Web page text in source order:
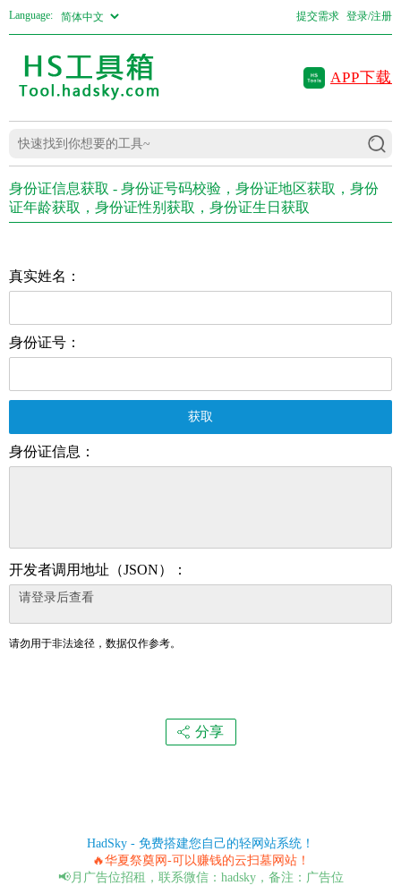
Language: 提交需求 登录/注册
APP下载
身份证信息获取 - 身份证号码校验，身份证地区获取，身份
证年龄获取，身份证性别获取，身份证生日获取
真实姓名：
身份证号：
获取
身份证信息：
开发者调用地址（JSON）：
请勿用于非法途径，数据仅作参考。
分享
HadSky - 免费搭建您自己的轻网站系统！
🔥华夏祭奠网-可以赚钱的云扫墓网站！
📢月广告位招租，联系微信：hadsky，备注：广告位